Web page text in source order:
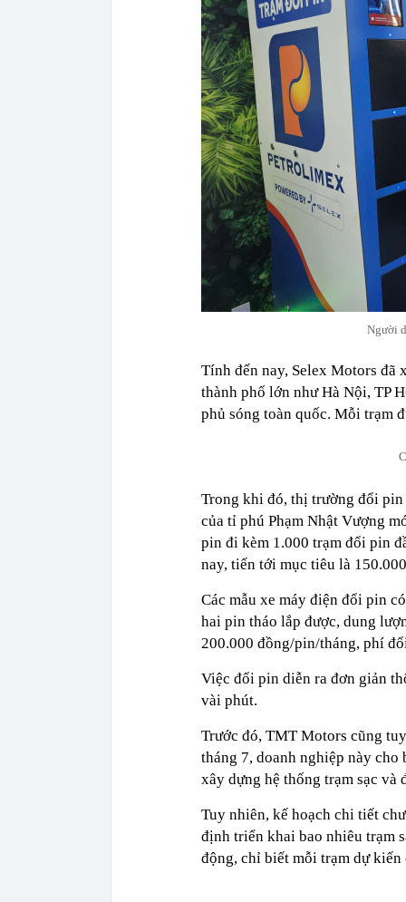
Người
Tính đến nay, Selex Motors đã
thành phố lớn như Hà Nội, TP
phủ sóng toàn quốc. Mỗi trạm
Trong khi đó, thị trường đổi pin
của tỉ phú Phạm Nhật Vượng
pin đi kèm 1.000 trạm đổi pin
nay, tiến tới mục tiêu là
Các mẫu xe máy điện đổi pin
hai pin tháo lắp được, dung
200.000 đồng/pin/tháng, phí
Việc đổi pin diễn ra đơn giản
vài phút.
Trước đó, TMT Motors cũng
tháng 7, doanh nghiệp này
xây dựng hệ thống trạm sạc và
Tuy nhiên, kế hoạch chi tiết
định triển khai bao nhiêu trạm
động, chỉ biết mỗi trạm dự